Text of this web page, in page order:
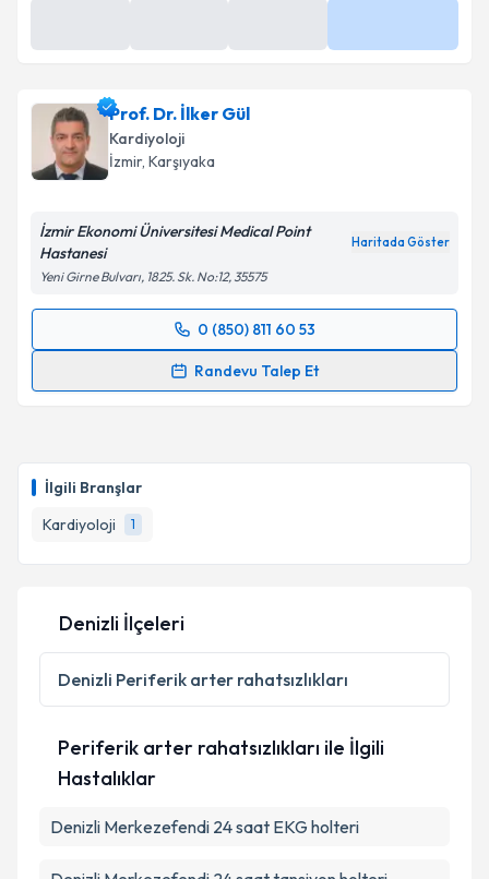
İlgili Branşlar
Kardiyoloji
1
Prof. Dr. İlker Gül
Kardiyoloji
İzmir, Karşıyaka
İzmir Ekonomi Üniversitesi Medical Point
Hastanesi
Yeni Girne Bulvarı, 1825. Sk. No:12, 35575
0 (850) 811 60 53
Randevu Talep Et
Randevu Takvimi Talebi
takvim hazırlandığında e-posta ile bilgilendireceğiz.
E-posta Adresiniz
Kişisel verilerimin işlenmesine ilişkin
Metni
Takvim Talebini Gönder
Denizli İlçeleri
Denizli Periferik arter rahatsızlıkları
Periferik arter rahatsızlıkları ile İlgili
Hastalıklar
Denizli Merkezefendi 24 saat EKG holteri